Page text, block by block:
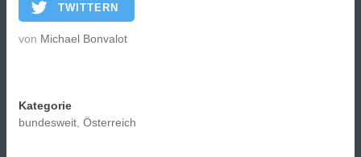
TWITTERN
von Michael Bonvalot
Kategorie
bundesweit Österreich